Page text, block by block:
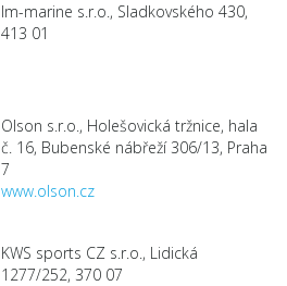
Im-marine s.r.o., Sladkovského 430,
413 01
Olson s.r.o., Holešovická tržnice, hala
č. 16, Bubenské nábřeží 306/13, Praha
7
www.olson.cz
KWS sports CZ s.r.o., Lidická
1277/252, 370 07